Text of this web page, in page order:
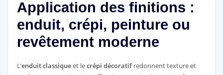
Application des finitions :
enduit, crépi, peinture ou
revêtement moderne
L’enduit classiqueet lecrépi décoratifredonnent texture et